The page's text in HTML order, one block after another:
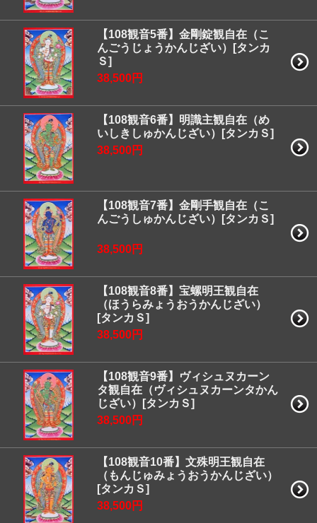
【108観音5番】金剛錠観自在（こ
んごうじょうかんじざい）[タンカ
Ｓ]
38,500円
【108観音6番】明識主観自在（め
いしきしゅかんじざい）[タンカＳ]
38,500円
【108観音7番】金剛手観自在（こ
んごうしゅかんじざい）[タンカＳ]
38,500円
【108観音8番】宝螺明王観自在
（ほうらみょうおうかんじざい）
[タンカＳ]
38,500円
【108観音9番】ヴィシュヌカーン
タ観自在（ヴィシュヌカーンタかん
じざい）[タンカＳ]
38,500円
【108観音10番】文殊明王観自在
（もんじゅみょうおうかんじざい）
[タンカＳ]
38,500円